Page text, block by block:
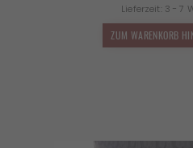
Lieferzeit: 3 - 7
ZUM WARENKORB